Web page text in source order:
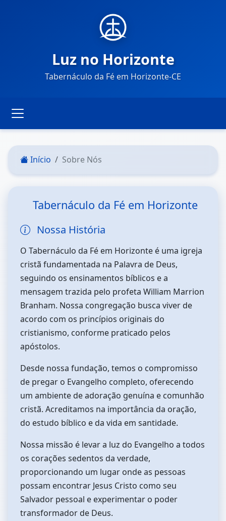
Luz no Horizonte
Tabernáculo da Fé em Horizonte-CE
Início Sobre Nós
Tabernáculo da Fé em Horizonte
Nossa História
O Tabernáculo da Fé em Horizonte é uma igreja
cristã fundamentada na Palavra de Deus,
seguindo os ensinamentos bíblicos e a
mensagem trazida pelo profeta William Marrion
Branham. Nossa congregação busca viver de
acordo com os princípios originais do
cristianismo, conforme praticado pelos
apóstolos.
Desde nossa fundação, temos o compromisso
de pregar o Evangelho completo, oferecendo
um ambiente de adoração genuína e comunhão
cristã. Acreditamos na importância da oração,
do estudo bíblico e da vida em santidade.
Nossa missão é levar a luz do Evangelho a todos
os corações sedentos da verdade,
proporcionando um lugar onde as pessoas
possam encontrar Jesus Cristo como seu
Salvador pessoal e experimentar o poder
transformador de Deus.